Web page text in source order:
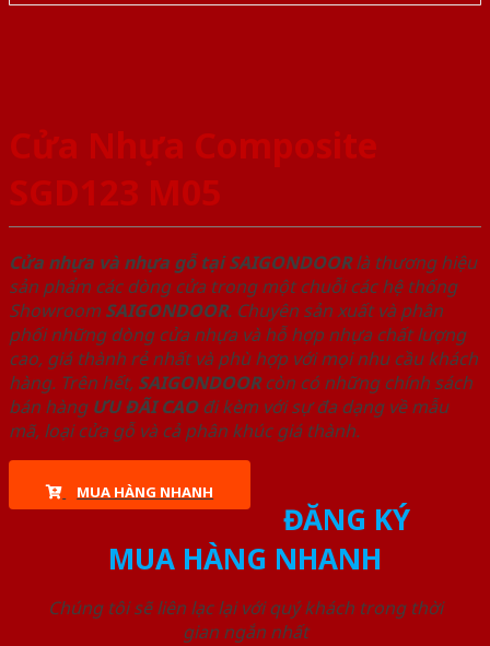
Cửa Nhựa Composite
SGD123 M05
Cửa nhựa và nhựa gỗ tại SAIGONDOORlà thương hiệu
sản phẩm các dòng cửa trong một chuỗi các hệ thống
Showroom SAIGONDOOR. Chuyên sản xuất và phân
phối những dòng cửa nhựa và hỗ hợp nhựa chất lượng
cao, giá thành rẻ nhất và phù hợp với mọi nhu cầu khách
hàng. Trên hết, SAIGONDOORcòn có những chính sách
bán hàng ƯU ĐÃI CAOđi kèm với sự đa dạng về mẫu
mã, loại cửa gỗ và cả phân khúc giá thành.
MUA HÀNG NHANH
ĐĂNG KÝ
MUA HÀNG NHANH
Chúng tôi sẽ liên lạc lại với quý khách trong thời
gian ngắn nhất